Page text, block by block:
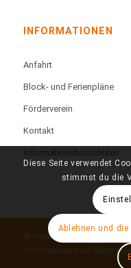
INFORMATIONEN
Anfahrt
Block- und Ferienpläne
Förderverein
Kontakt
Informationsbroschüren
© Copyright - Technisches
Informationen zur
Diese Seite verwendet
stimmst du die
Ablehnen und